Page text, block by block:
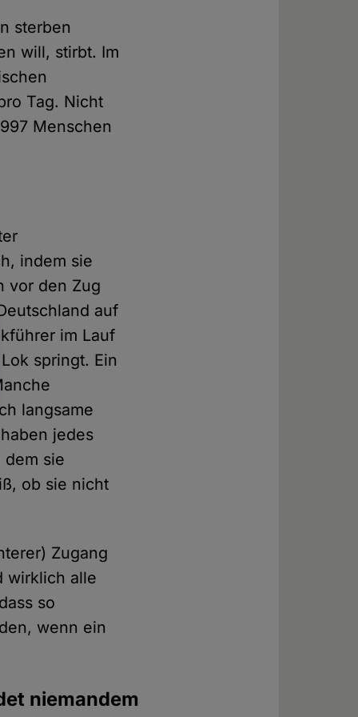
sterben
will, stirbt. Im
Tag. Nicht
Menschen
indem sie
vor den Zug
auf
im Lauf
springt. Ein
langsame
jedes
dem sie
ob sie nicht
Zugang
wirklich alle
so
wenn ein
niemandem